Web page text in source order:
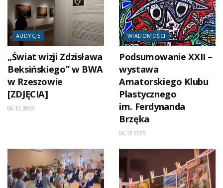
AUDYCJE
„Świat wizji Zdzisława
Beksińskiego” w BWA
w Rzeszowie
[ZDJĘCIA]
06.12.2025
WIADOMOŚCI
Podsumowanie XXII –
wystawa
Amatorskiego Klubu
Plastycznego
im. Ferdynanda
Brzęka
06.12.2025